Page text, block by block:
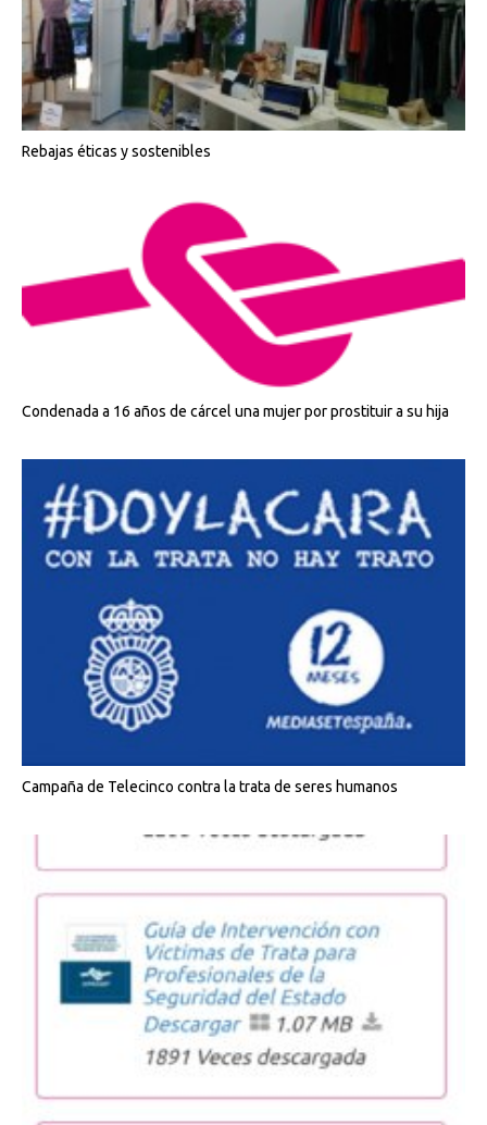
Rebajas éticas y sostenibles
Condenada a 16 años de cárcel una mujer por prostituir a su hija
Campaña de Telecinco contra la trata de seres humanos